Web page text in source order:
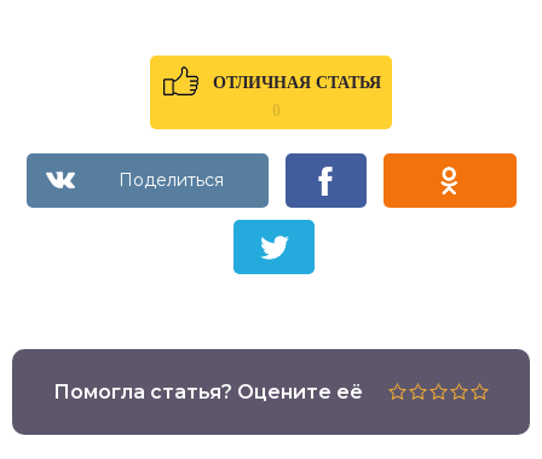
ОТЛИЧНАЯ СТАТЬЯ
0
Помогла статья? Оцените её